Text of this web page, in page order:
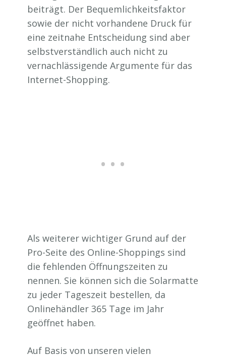
beiträgt. Der Bequemlichkeitsfaktor
sowie der nicht vorhandene Druck für
eine zeitnahe Entscheidung sind aber
selbstverständlich auch nicht zu
vernachlässigende Argumente für das
Internet-Shopping.
Als weiterer wichtiger Grund auf der
Pro-Seite des Online-Shoppings sind
die fehlenden Öffnungszeiten zu
nennen. Sie können sich die Solarmatte
zu jeder Tageszeit bestellen, da
Onlinehändler 365 Tage im Jahr
geöffnet haben.
Auf Basis von unseren vielen